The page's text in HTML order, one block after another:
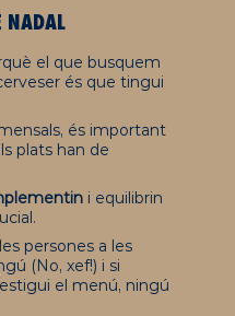
NADAL
el que busquem
és que tingui
és important
plats han de
i equilibrin
persones a les
(No, xef!) i si
el menú, ningú